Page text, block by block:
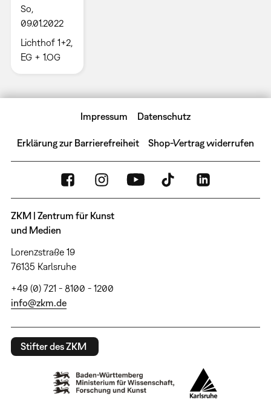
So,
09.01.2022
Lichthof 1+2,
EG + 1.OG
Impressum Datenschutz
Erklärung zur Barrierefreiheit Shop-Vertrag widerrufen
ZKM | Zentrum für Kunst
und Medien
Lorenzstraße 19
76135 Karlsruhe
+49 (0) 721 - 8100 - 1200
info@zkm.de
Stifter des ZKM